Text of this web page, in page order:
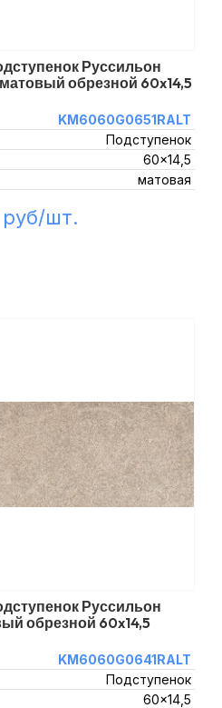
Руссильон
обрезной 60x14,5
KM6060G0651RALT
Подступенок
60x14,5
матовая
шт.
Руссильон
обрезной 60x14,5
KM6060G0641RALT
Подступенок
60x14,5